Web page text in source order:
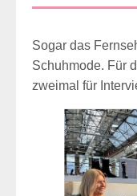
Sogar das
Schuhmode. Für
zweimal für